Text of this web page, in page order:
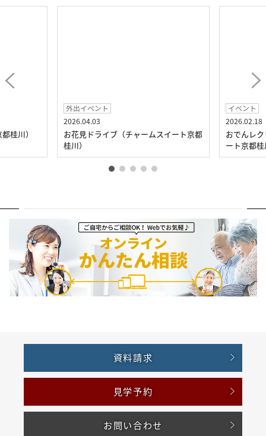
桂川）
外出イベント
2026.04.03
お花見ドライブ（チャームスイート京都
桂川）
イベント
2026.02.18
おでんレ
ート京都
資料請求
見学予約
お問い合わせ